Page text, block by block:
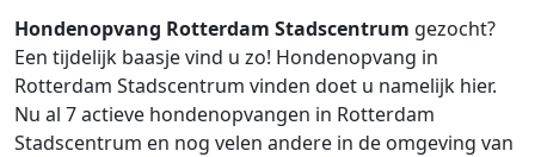
Hondenopvang Rotterdam Stadscentrum gezocht?
Een tijdelijk baasje vind u zo! Hondenopvang in
Rotterdam Stadscentrum vinden doet u namelijk hier.
Nu al 7 actieve hondenopvangen in Rotterdam
Stadscentrum en nog velen andere in de omgeving van